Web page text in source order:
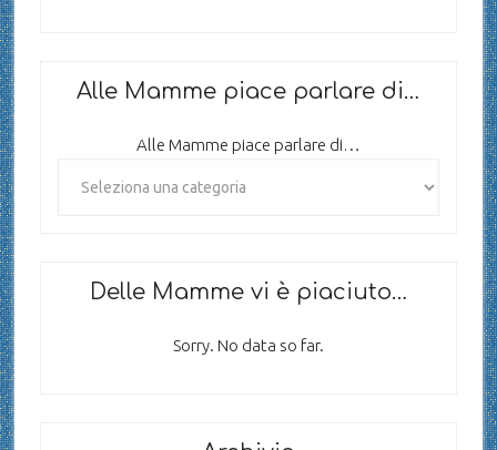
Alle Mamme piace parlare di…
Alle Mamme piace parlare di…
Delle Mamme vi è piaciuto…
Sorry. No data so far.